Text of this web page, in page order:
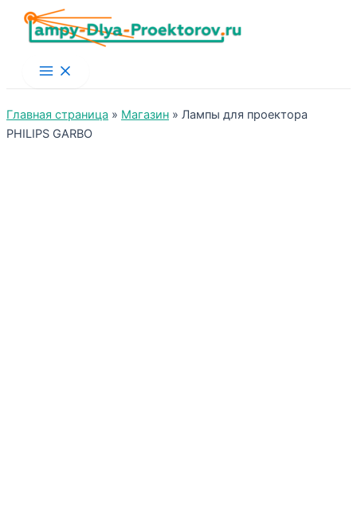
Main
Menu
Главная страница » Магазин » Лампы для проектора
PHILIPS GARBO